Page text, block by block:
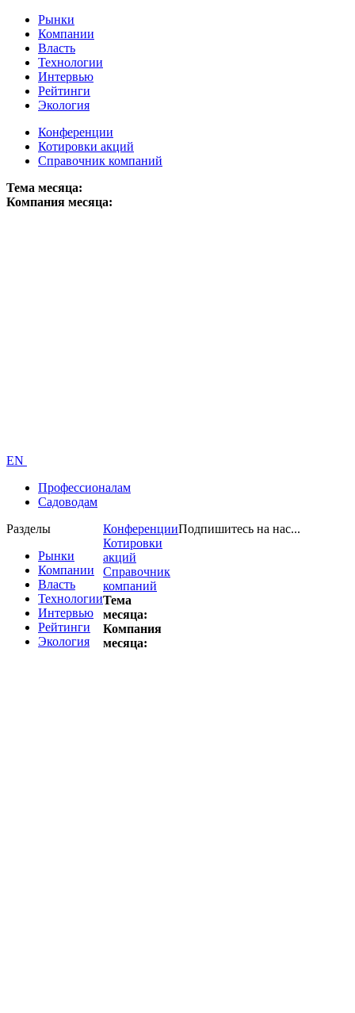
Рынки
Компании
Власть
Технологии
Интервью
Рейтинги
Экология
Конференции
Котировки акций
Справочник компаний
Тема месяца:
Компания месяца:
EN
Профессионалам
Садоводам
Разделы
Рынки
Компании
Власть
Технологии
Интервью
Рейтинги
Экология
Конференции
Котировки
акций
Справочник
компаний
Тема
месяца:
Компания
месяца:
Подпишитесь на нас...